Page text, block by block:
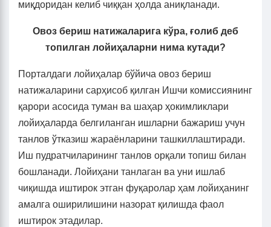
миқдоридан келиб чиққан ҳолда аниқланади.
Овоз бериш натижаларига кўра, ғолиб деб
топилган лойиҳаларни нима кутади?
Порталдаги лойиҳалар бўйича овоз бериш
натижаларини сарҳисоб қилган Ишчи комиссиянинг
қарори асосида туман ва шаҳар ҳокимликлари
лойиҳаларда белгиланган ишларни бажариш учун
танлов ўтказиш жараёнларини ташкиллаштиради.
Иш пудратчиларининг танлов орқали топиш билан
бошланади. Лойиҳани танлаган ва уни ишлаб
чиқишда иштирок этган фуқаролар ҳам лойиҳанинг
амалга оширилишини назорат қилишда фаол
иштирок этадилар.